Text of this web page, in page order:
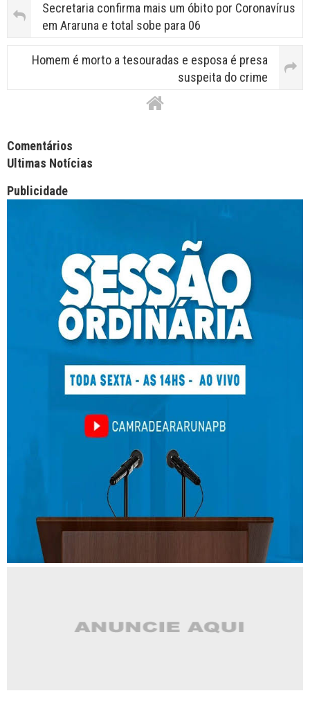
Secretaria confirma mais um óbito por Coronavírus
em Araruna e total sobe para 06
Homem é morto a tesouradas e esposa é presa
suspeita do crime
Facebook Comments APPID
Comentários
Ultimas Notícias
Publicidade